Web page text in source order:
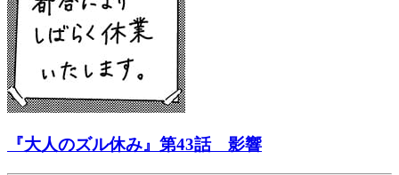
『大人のズル休み』第43話 影響